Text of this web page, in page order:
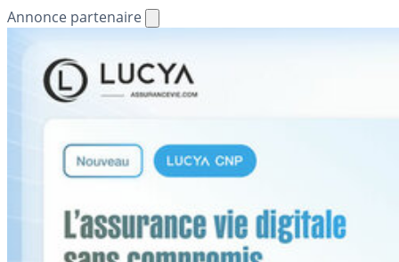
Annonce partenaire